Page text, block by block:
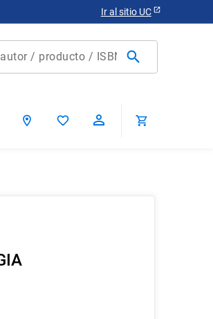
Ir al sitio UC
producto / ISBN